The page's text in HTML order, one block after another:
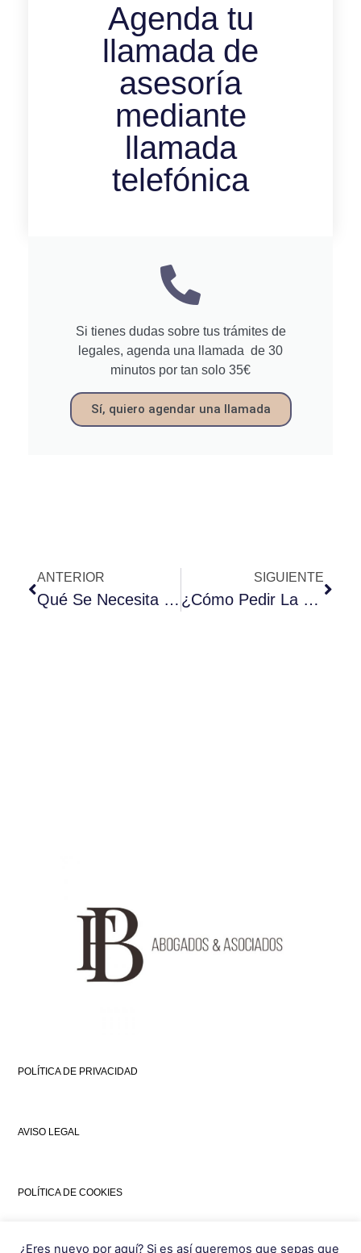
Agenda tu
llamada de
asesoría
mediante
llamada
telefónica
Si tienes dudas sobre tus trámites de
legales, agenda una llamada de 30
minutos por tan solo 35€
Sí, quiero agendar una llamada
ANTERIOR
Qué Se Necesita Para El «Arraigo Por Formación»
SIGUIENTE
¿Cómo Pedir La Visa De Nómada Digital En España?
POLÍTICA DE PRIVACIDAD
AVISO LEGAL
POLÍTICA DE COOKIES
¿Eres nuevo por aquí? Si es así queremos que sepas que